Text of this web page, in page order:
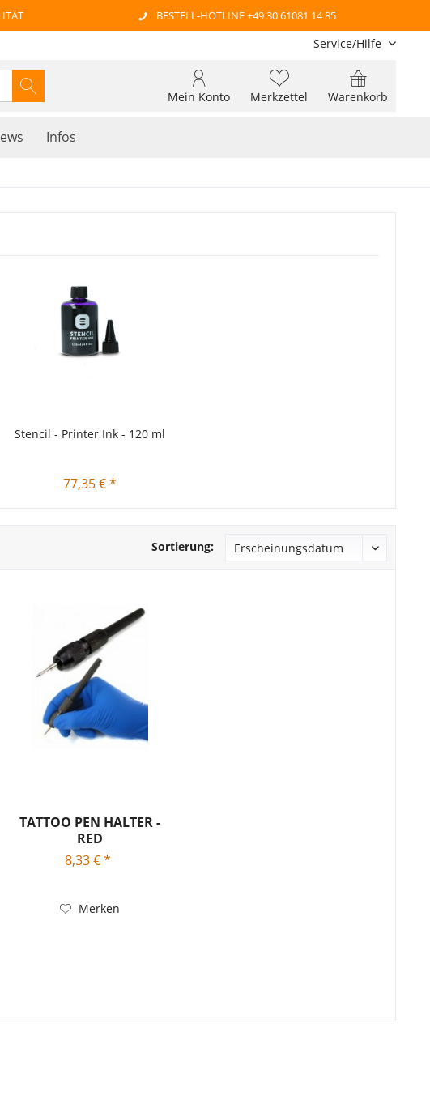
BESTELL-HOTLINE +49 30 61081 14 85
Service/Hilfe
Warenkorb
Merkzettel
Mein Konto
Infos
Stencil - Printer Ink - 120 ml
77,35 € *
Sortierung:
TATTOO PEN HALTER -
RED
8,33 € *
Merken